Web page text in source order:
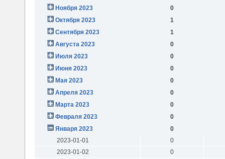
Ноября 2023
0
Октября 2023
1
Сентября 2023
1
Августа 2023
0
Июля 2023
0
Июня 2023
0
Мая 2023
0
Апреля 2023
0
Марта 2023
0
Февраля 2023
0
Января 2023
0
2023-01-01
0
2023-01-02
0